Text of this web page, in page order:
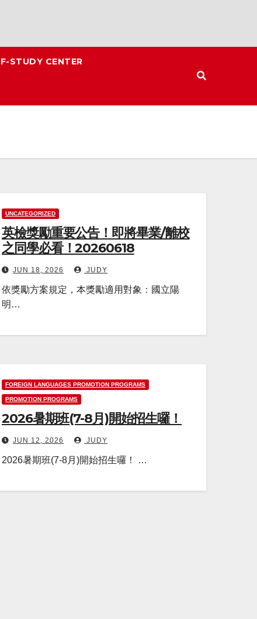
STUDY CENTER
UNCATEGORIZED
英檢獎勵重要公告！即將畢業/離校
之同學必看！20260618
JUN 18, 2026 JUDY
依獎勵方案規定，本獎勵適用對象：國立陽
明…
FOREIGN LANGUAGES PROMOTION PROGRAMS
PROMOTION PROGRAMS
2026暑期班(7-8月)開始招生囉！
JUN 12, 2026 JUDY
2026暑期班(7-8月)開始招生囉！ …